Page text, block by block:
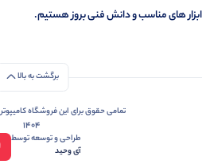
ابزار های مناسب و دانش فنی بروز هستیم.
برگشت به بالا
تمامی حقوق برای این فروشگاه
1404
طراحی و توسعه توسط
آی وحید